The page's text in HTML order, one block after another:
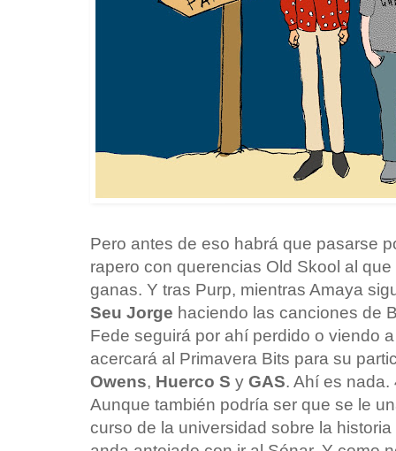
Pero antes de eso habrá que pasarse
rapero con querencias Old Skool al
ganas. Y tras Purp, mientras Amaya
Seu Jorge haciendo las canciones de
Fede seguirá por ahí perdido o viendo
acercará al Primavera Bits para su
Owens, Huerco S y GAS. Ahí es
Aunque también podría ser que se le
curso de la universidad sobre la